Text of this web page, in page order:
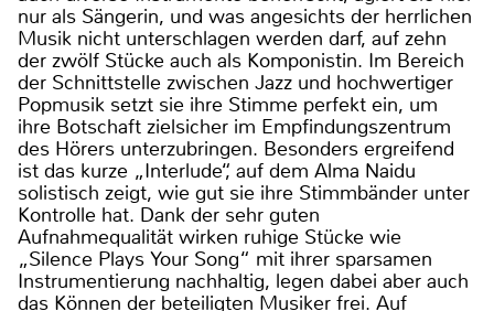
nur als Sängerin, und was angesichts der herrlichen
Musik nicht unterschlagen werden darf, auf zehn
der zwölf Stücke auch als Komponistin. Im Bereich
der Schnittstelle zwischen Jazz und hochwertiger
Popmusik setzt sie ihre Stimme perfekt ein, um
ihre Botschaft zielsicher im Empfindungszentrum
des Hörers unterzubringen. Besonders ergreifend
ist das kurze „Interlude“, auf dem Alma Naidu
solistisch zeigt, wie gut sie ihre Stimmbänder unter
Kontrolle hat. Dank der sehr guten
Aufnahmequalität wirken ruhige Stücke wie
„Silence Plays Your Song“ mit ihrer sparsamen
Instrumentierung nachhaltig, legen dabei aber auch
das Können der beteiligten Musiker frei. Auf